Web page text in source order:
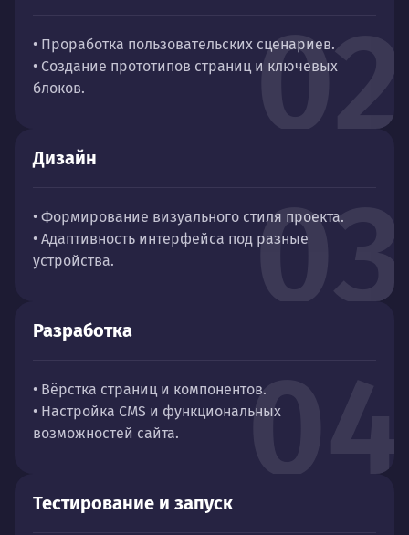
02
• Проработка пользовательских сценариев.
• Создание прототипов страниц и ключевых
блоков.
03
Дизайн
• Формирование визуального стиля проекта.
• Адаптивность интерфейса под разные
устройства.
04
Разработка
• Вёрстка страниц и компонентов.
• Настройка CMS и функциональных
возможностей сайта.
Тестирование и запуск